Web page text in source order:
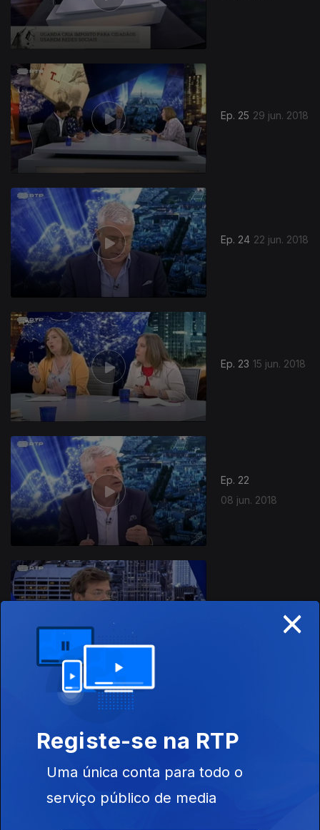
Ep. 25 29 jun. 2018
Ep. 24 22 jun. 2018
Ep. 23 15 jun. 2018
Ep. 22
08 jun. 2018
01 jun. 2018
25 mai. 2018
×
Registe-se na RTP
Uma única conta para todo o
serviço público de media